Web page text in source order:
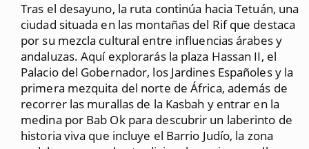
Tras el desayuno, la ruta continúa hacia Tetuán, una
ciudad situada en las montañas del Rif que destaca
por su mezcla cultural entre influencias árabes y
andaluzas. Aquí explorarás la plaza Hassan II, el
Palacio del Gobernador, los Jardines Españoles y la
primera mezquita del norte de África, además de
recorrer las murallas de la Kasbah y entrar en la
medina por Bab Ok para descubrir un laberinto de
historia viva que incluye el Barrio Judío, la zona